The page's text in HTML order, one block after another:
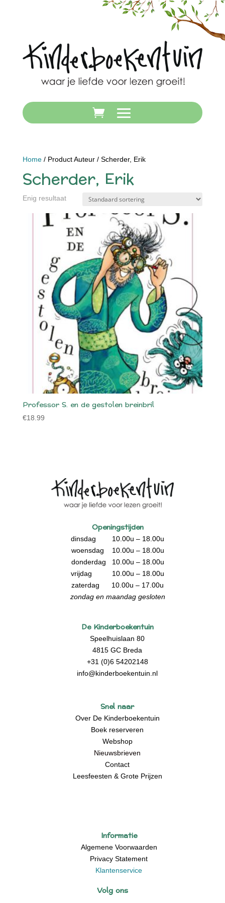
Home/ Product Auteur / Scherder, Erik
Scherder, Erik
Enig resultaat
Professor S. en de gestolen breinbril
€18.99
Openingstijden
dinsdag 10.00u – 18.00u
woensdag 10.00u – 18.00u
donderdag 10.00u – 18.00u
vrijdag 10.00u – 18.00u
zaterdag 10.00u – 17.00u
zondag en maandag gesloten
De Kinderboekentuin
Speelhuislaan 80
4815 GC Breda
+31 (0)6 54202148
info@kinderboekentuin.nl
Snel naar
Over De Kinderboekentuin
Boek reserveren
Webshop
Nieuwsbrieven
Contact
Leesfeesten & Grote Prijzen
Informatie
Algemene Voorwaarden
Privacy Statement
Klantenservice
Volg ons